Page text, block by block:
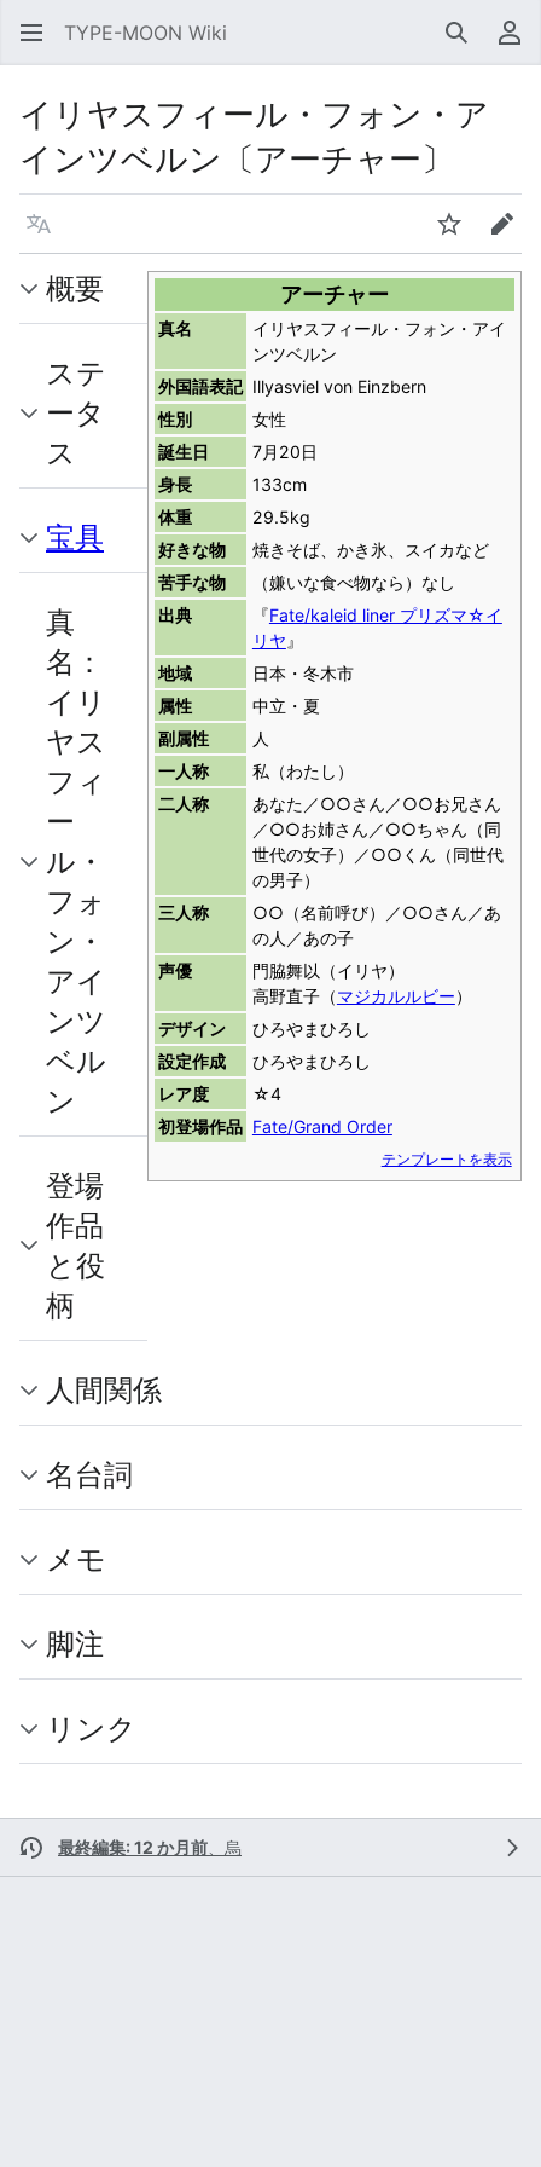
TYPE-MOON Wiki 検索 利
イリヤスフィール・フォン・ア
インツベルン〔アーチャー〕
言語 ウォッチ編集
アーチャー
真名
イリヤスフィール・フォン・アイ
ンツベルン
外国語表記 Illyasviel von Einzbern
性別
女性
誕生日
7月20日
身長
133cm
体重
29.5kg
好きな物
焼きそば、かき氷、スイカなど
苦手な物
（嫌いな食べ物なら）なし
出典
『Fate/kaleid liner プリズマ☆イ
リヤ 』
地域
日本・冬木市
属性
中立・夏
副属性
人
一人称
私（わたし）
二人称
あなた／○○さん／○○お兄さん
／○○お姉さん／○○ちゃん（同
世代の女子）／○○くん（同世代
の男子）
三人称
○○（名前呼び）／○○さん／あ
の人／あの子
声優
門脇舞以（イリヤ）
高野直子（マジカルルビー）
デザイン
ひろやまひろし
設定作成
ひろやまひろし
レア度
☆4
初登場作品 Fate/Grand Order
テンプレートを表示
概要
ステ
ータ
ス
宝具
真
名：
イリ
ヤス
フィ
ー
ル・
フォ
ン・
アイ
ンツ
ベル
ン
登場
作品
と役
柄
人間関係
名台詞
メモ
脚注
リンク
最終編集: 12 か月前 烏